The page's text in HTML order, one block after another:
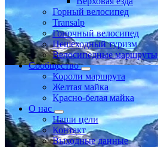
Горный велосипед
Transalp
Гоночный велосипед
Пешеходный туризм
Велосипедные маршруты
Сообщество
Короли маршрута
Желтая майка
Красно-белая майка
О нас
Наши цели
Контакт
Выходные данные